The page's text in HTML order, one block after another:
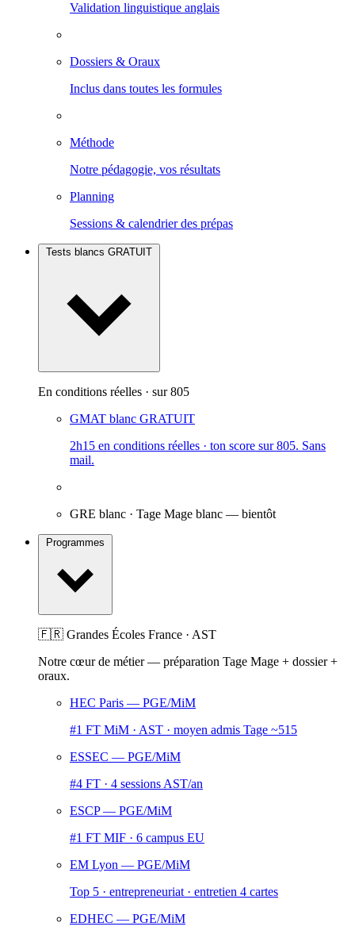
Validation linguistique anglais
Dossiers & Oraux
Inclus dans toutes les formules
Méthode
Notre pédagogie, vos résultats
Planning
Sessions & calendrier des prépas
Tests blancs GRATUIT
En conditions réelles · sur 805
GMAT blanc GRATUIT
2h15 en conditions réelles · ton score sur 805. Sans
mail.
GRE blanc · Tage Mage blanc — bientôt
🇫🇷 Grandes Écoles France · AST
Notre cœur de métier — préparation Tage Mage + dossier +
oraux.
HEC Paris — PGE/MiM
#1 FT MiM · AST · moyen admis Tage ~515
ESSEC — PGE/MiM
#4 FT · 4 sessions AST/an
ESCP— PGE/MiM
#1 FT MIF · 6 campus EU
EM Lyon — PGE/MiM
Top 5 · entrepreneuriat · entretien 4 cartes
EDHEC — PGE/MiM